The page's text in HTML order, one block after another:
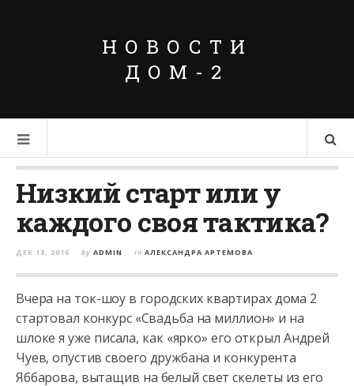
НОВОСТИ
ДОМ-2
Низкий старт или у
каждого своя тактика?
ДЕК 13, 2016 by ADMIN in АЛЕКСАНДРА АРТЕМОВА
Вчера на ток-шоу в городских квартирах дома 2
стартовал конкурс «Свадьба на миллион» и на
шлоке я уже писала, как «ярко» его открыл Андрей
Чуев, опустив своего дружбана и конкурента
Яббарова, вытащив на белый свет скелеты из его